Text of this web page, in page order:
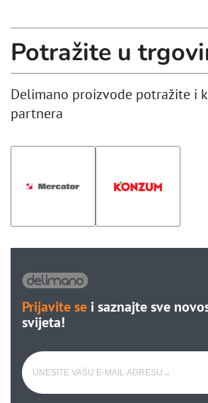
Potražite u
Delimano proizvode potražite i
partnera
Prijavite se i saznajte sve
svijeta!